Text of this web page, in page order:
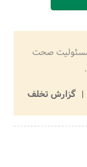
مسئولیت صحت
گزارش تخلف